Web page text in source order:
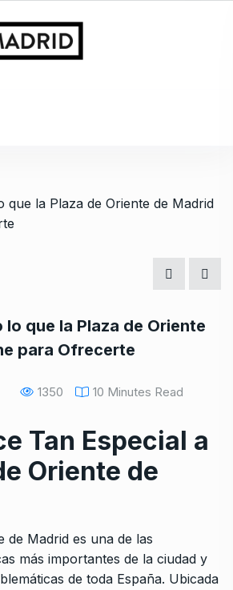
que la Plaza de Oriente
para Ofrecerte
1350 10 Minutes Read
Tan Especial a
Oriente de
de Madrid es una de las
más importantes de la ciudad y
de toda España. Ubicada